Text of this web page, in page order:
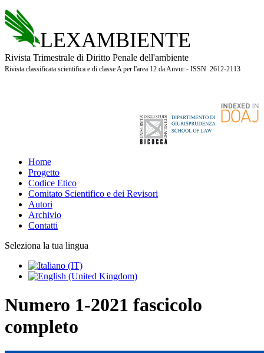
LEXAMBIENTE
Rivista Trimestrale di Diritto Penale dell'ambiente
Rivista classificata scientifica e di classe A per l'area 12 da Anvur - ISSN 2612-2113
Home
Progetto
Codice Etico
Comitato Scientifico e dei Revisori
Autori
Archivio
Contatti
Seleziona la tua lingua
Numero 1-2021 fascicolo
completo